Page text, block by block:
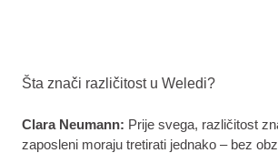
Šta znači različitost u Weledi?
Clara Neumann: Prije svega, različitost
zaposleni moraju tretirati jednako – bez